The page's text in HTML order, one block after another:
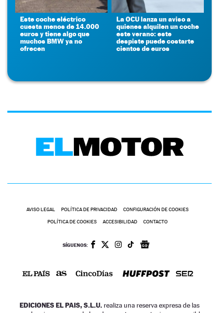
Este coche eléctrico
cuesta menos de 14.000
euros y tiene algo que
muchos BMW ya no
ofrecen
La OCU lanza un aviso a
quienes alquilen un coche
este verano: este
despiste puede costarte
cientos de euros
AVISO LEGAL POLÍTICA DE PRIVACIDAD CONFIGURACIÓN DE COOKIES
POLÍTICA DE COOKIES ACCESIBILIDAD CONTACTO
SÍGUENOS:
EDICIONES EL PAIS, S.L.U. realiza una reserva expresa de las